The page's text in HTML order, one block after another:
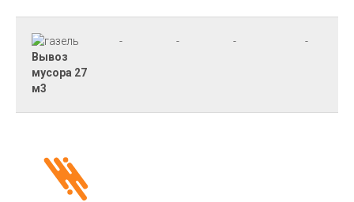
Вывоз
мусора 27
м3
- - - -